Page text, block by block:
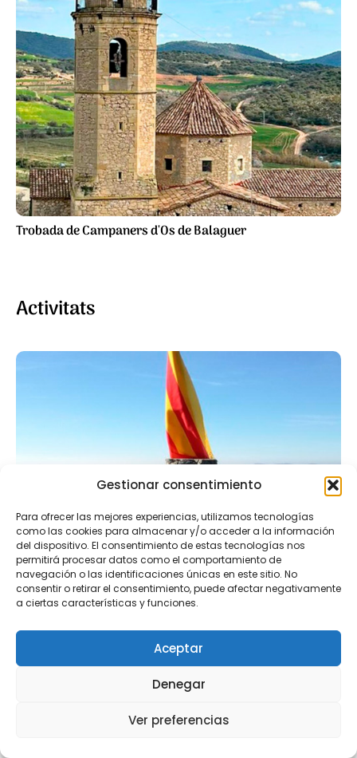
Gestionar consentimiento
Para ofrecer las mejores experiencias, utilizamos tecnologías
como las cookies para almacenar y/o acceder a la información
del dispositivo. El consentimiento de estas tecnologías nos
permitirá procesar datos como el comportamiento de
navegación o las identificaciones únicas en este sitio. No
consentir o retirar el consentimiento, puede afectar negativamente
a ciertas características y funciones.
Aceptar
Denegar
Ver preferencias
Trobada de Campaners d'Os de Balaguer
Activitats